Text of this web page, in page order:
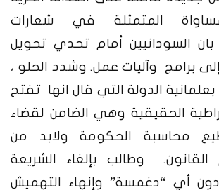
المتمثلة في شعارات
بان السودانيين أمام تحدي تحويل
برامج وآليات عمل. وشدد الحلو ،
الدولة التي قال انها تفتح
الحقيقية وهي الضامن لقضاء
محاسبة الحكومة ولابد من
القانون. وطالب بإلغاء الشريعة
دون أي “دغمسة” وإنهاء التهميش